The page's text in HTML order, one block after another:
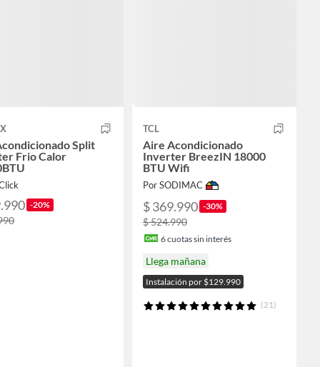
Split
Frio Calor
-20%
TCL
Aire Acondicionado
Inverter BreezIN 18000
BTU Wifi
Por SODIMAC
$ 369.990 -30%
$ 524.990
6cuotas sin interés
Llega mañana
Instalación por $129.990
(21)